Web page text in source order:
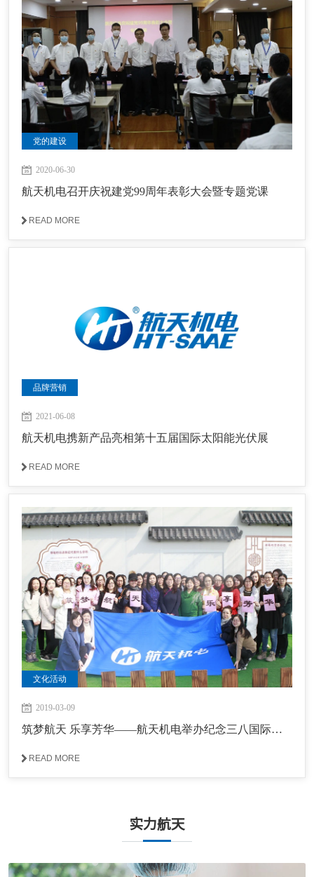
党的建设
2020-06-30
航天机电召开庆祝建党99周年表彰大会暨专题党课
READ MORE
品牌营销
2021-06-08
航天机电携新产品亮相第十五届国际太阳能光伏展
READ MORE
文化活动
2019-03-09
筑梦航天 乐享芳华——航天机电举办纪念三八国际劳动妇女节109周年系列活动
READ MORE
实力航天